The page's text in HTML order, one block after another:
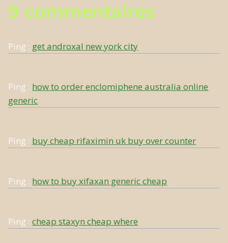
9 commentaires
Ping : get androxal new york city
Ping : how to order enclomiphene australia online
generic
Ping : buy cheap rifaximin uk buy over counter
Ping : how to buy xifaxan generic cheap
Ping :cheap staxyn cheap where